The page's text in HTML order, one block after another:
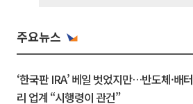
주요뉴스
‘한국판 IRA’ 베일 벗었지만…반도체·배터
리 업계 “시행령이 관건”